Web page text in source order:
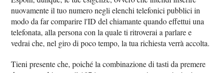
nuovamente il tuo numero negli elenchi telefonici pubblici in
modo da far comparire l'ID del chiamante quando effettui una
telefonata, alla persona con la quale ti ritroverai a parlare e
vedrai che, nel giro di poco tempo, la tua richiesta verrà accolta.
Tieni presente che, poiché la combinazione di tasti da premere